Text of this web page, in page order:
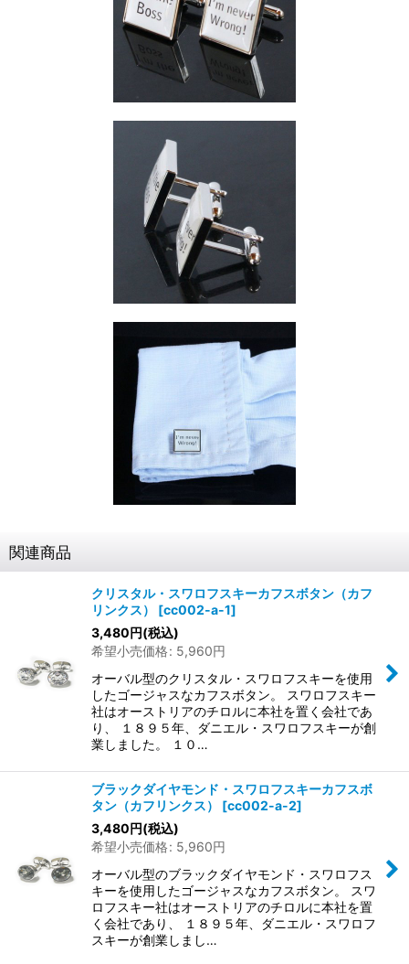
関連商品
クリスタル・スワロフスキーカフスボタン（カフ
リンクス）
[cc002-a-1]
3,480円(税込)
希望小売価格: 5,960円
オーバル型のクリスタル・スワロフスキーを使用
したゴージャスなカフスボタン。 スワロフスキー
社はオーストリアのチロルに本社を置く会社であ
り、 １８９５年、ダニエル・スワロフスキーが創
業しました。 １０…
ブラックダイヤモンド・スワロフスキーカフスボ
タン（カフリンクス）
[cc002-a-2]
3,480円(税込)
希望小売価格: 5,960円
オーバル型のブラックダイヤモンド・スワロフス
キーを使用したゴージャスなカフスボタン。 スワ
ロフスキー社はオーストリアのチロルに本社を置
く会社であり、 １８９５年、ダニエル・スワロフ
スキーが創業しまし…